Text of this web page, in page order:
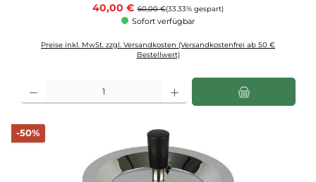
Verkaufspreis:
40,00 € Regulärer Preis:
60,00 €(33.33% gespart)
Sofort verfügbar
Preise inkl. MwSt. zzgl. Versandkosten (Versandkostenfrei ab 50 €
Bestellwert)
-50%Rabatt